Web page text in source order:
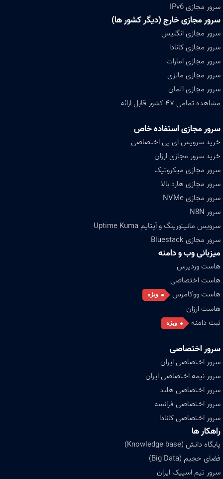
سرور مجازی IPv6
سرور مجازی خارج (دیگر کشور ها)
سرور مجازی انگلیس
سرور مجازی کانادا
سرور مجازی امارات
سرور مجازی مالزی
سرور مجازی آلمان
مشاهده تمامی ۴۷ کشور قابل ارائه
سرور مجازی استفاده خاص
خرید سرویس آی پی اختصاصی
خرید سرور مجازی ارزان
سرور مجازی میکروتیک
سرور مجازی هارد بالا
سرور مجازی NVMe
سرور N8N
سرویس مانیتورینگ و آپتایم Uptime Kuma
سرور مجازی Bluestack
میزبانی وب و دامنه
هاست وردپرس
هاست اختصاصی
هاست ووکامرس
ویژه
هاست ارزان
ثبت دامنه
ویژه
سرور اختصاصی
سرور اختصاصی ایران
سرور نیمه اختصاصی ایران
سرور اختصاصی هلند
سرور اختصاصی فرانسه
سرور اختصاصی کانادا
راهکار ها
پایگاه دانش (Knowledge base)
فضای حجیم (Big Data)
سرور تیم اسپیک ایران